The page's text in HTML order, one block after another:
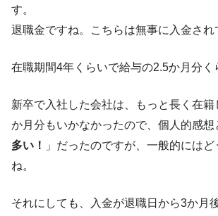
す。
退職金ですね。こちらは無事に入金され
在職期間4年くらいで給与の2.5か月分く
新卒で入社した会社は、もっと長く在
か月分もいかなかったので、個人的感想
多い！
」だったのですが、一般的にはど
ね。
それにしても、入金が退職日から3か月